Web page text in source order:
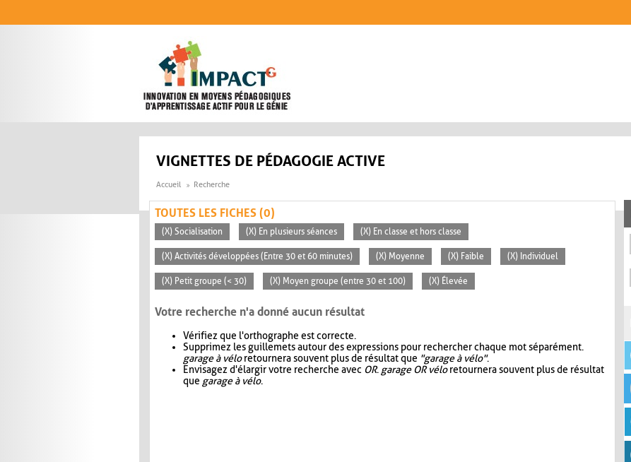
VIGNETTES DE PÉDAGOGIE ACTIVE
Accueil Recherche
TOUTES LES FICHES (0)
(X) Socialisation (X) En plusieurs séances (X) En classe et hors classe
(X) Activités développées (Entre 30 et 60 minutes) (X) Moyenne (X) Faible (X) Individuel
(X) Petit groupe (< 30) (X) Moyen groupe (entre 30 et 100) (X) Élevée
Votre recherche n'a donné aucun résultat
Vérifiez que l'orthographe est correcte.
Supprimez les guillemets autour des expressions pour rechercher chaque mot séparément.
garage à véloretournera souvent plus de résultat que "garage à vélo".
Envisagez d'élargir votre recherche avec OR. garage OR véloretournera souvent plus de résultat
que garage à vélo.